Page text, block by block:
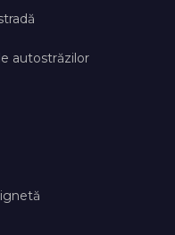
autostrăzilor